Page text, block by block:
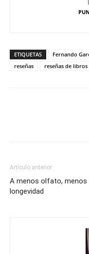
ETIQUETAS Fernando
reseñas
reseñas de libros
Artículo anterior
A menos olfato, menos
longevidad